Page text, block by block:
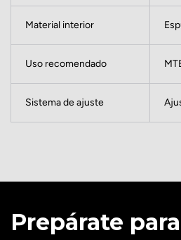
Material interior
Uso recomendado
Sistema de ajuste
Prepárate